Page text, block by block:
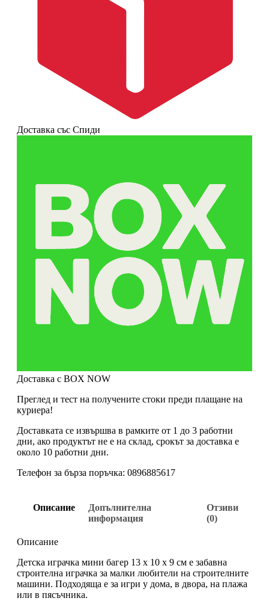
Доставка със Спиди
Доставка с BOX NOW
Преглед и тест на получените стоки преди плащане на
куриера!
Доставката се извършва в рамките от 1 до 3 работни
дни, ако продуктът не е на склад, срокът за доставка е
около 10 работни дни.
Телефон за бърза поръчка: 0896885617
Описание
Допълнителна
информация
Отзиви
(0)
Описание
Детска играчка мини багер 13 х 10 х 9 см е забавна
строителна играчка за малки любители на строителните
машини. Подходяща е за игри у дома, в двора, на плажа
или в пясъчника.